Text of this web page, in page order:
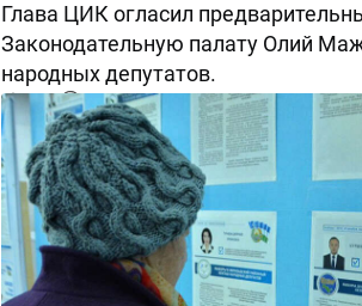
Глава ЦИК огласил
Законодательную палату Олий
народных депутатов.
6748 0